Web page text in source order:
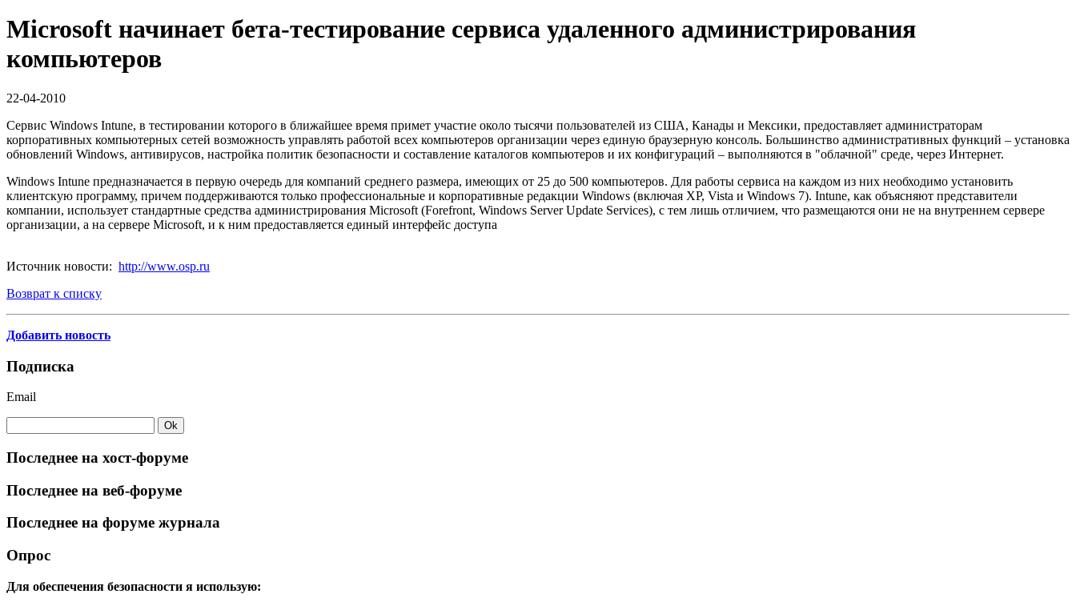
Microsoft начинает бета-тестирование сервиса удаленного администрирования
компьютеров
22-04-2010
Сервис Windows Intune, в тестировании которого в ближайшее время примет участие около тысячи пользователей из США, Канады и Мексики, предоставляет администраторам
корпоративных компьютерных сетей возможность управлять работой всех компьютеров организации через единую браузерную консоль. Большинство административных функций – установка
обновлений Windows, антивирусов, настройка политик безопасности и составление каталогов компьютеров и их конфигураций – выполняются в "облачной" среде, через Интернет.
Windows Intune предназначается в первую очередь для компаний среднего размера, имеющих от 25 до 500 компьютеров. Для работы сервиса на каждом из них необходимо установить
клиентскую программу, причем поддерживаются только профессиональные и корпоративные редакции Windows (включая XP, Vista и Windows 7). Intune, как объясняют представители
компании, использует стандартные средства администрирования Microsoft (Forefront, Windows Server Update Services), с тем лишь отличием, что размещаются они не на внутреннем сервере
организации, а на сервере Microsoft, и к ним предоставляется единый интерфейс доступа
Источник новости: http://www.osp.ru
Возврат к списку
Добавить новость
Подписка
Email
Последнее на хост-форуме
Последнее на веб-форуме
Последнее на форуме журнала
Опрос
Для обеспечения безопасности я использую: